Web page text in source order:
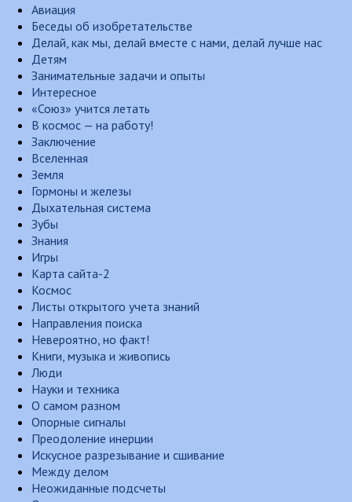
Авиация
Беседы об изобретательстве
Делай, как мы, делай вместе с нами, делай лучше нас
Детям
Занимательные задачи и опыты
Интересное
«Союз» учится летать
В космос — на работу!
Заключение
Вселенная
Земля
Гормоны и железы
Дыхательная система
Зубы
Знания
Игры
Карта сайта-2
Космос
Листы открытого учета знаний
Направления поиска
Невероятно, но факт!
Книги, музыка и живопись
Люди
Науки и техника
О самом разном
Опорные сигналы
Преодоление инерции
Искусное разрезывание и сшивание
Между делом
Неожиданные подсчеты